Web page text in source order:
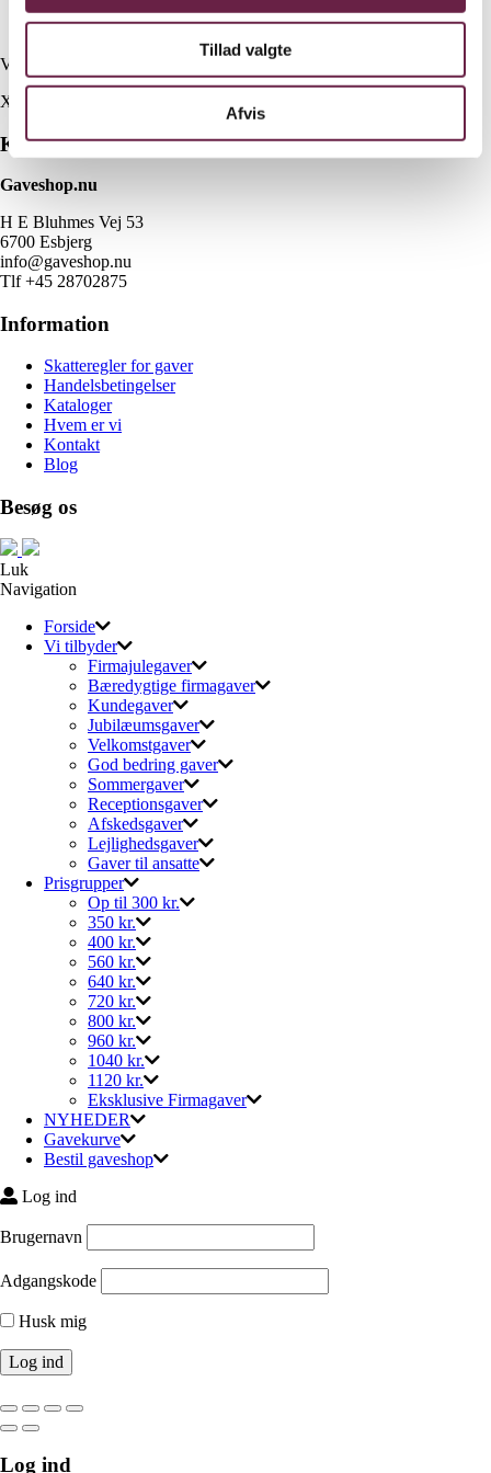
Tillad valgte
Afvis
4 stk. Royal Copenhagen Blå Mega Riflet krus 37cl
Vejl. pris Kr. 989,-
X
Kontakt
Gaveshop.nu
H E Bluhmes Vej 53
6700 Esbjerg
info@gaveshop.nu
Tlf +45 28702875
Information
Skatteregler for gaver
Handelsbetingelser
Kataloger
Hvem er vi
Kontakt
Blog
Besøg os
Luk
Navigation
Forside
Vi tilbyder
Firmajulegaver
Bæredygtige firmagaver
Kundegaver
Jubilæumsgaver
Velkomstgaver
God bedring gaver
Sommergaver
Receptionsgaver
Afskedsgaver
Lejlighedsgaver
Gaver til ansatte
Prisgrupper
Op til 300 kr.
350 kr.
400 kr.
560 kr.
640 kr.
720 kr.
800 kr.
960 kr.
1040 kr.
1120 kr.
Eksklusive Firmagaver
NYHEDER
Gavekurve
Bestil gaveshop
Log ind
Brugernavn
Adgangskode
Husk mig
Log ind